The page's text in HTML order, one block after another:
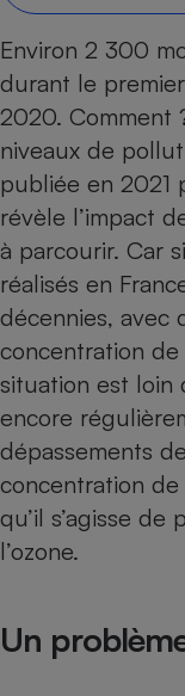
Environ 2 300
durant le
2020. Comment
niveaux de
publiée en 2021
révèle l’impact
à parcourir. Car
réalisés en
décennies, avec
concentration de
situation est loin
encore
dépassements
concentration de
qu’il s’agisse
l’ozone.
Un